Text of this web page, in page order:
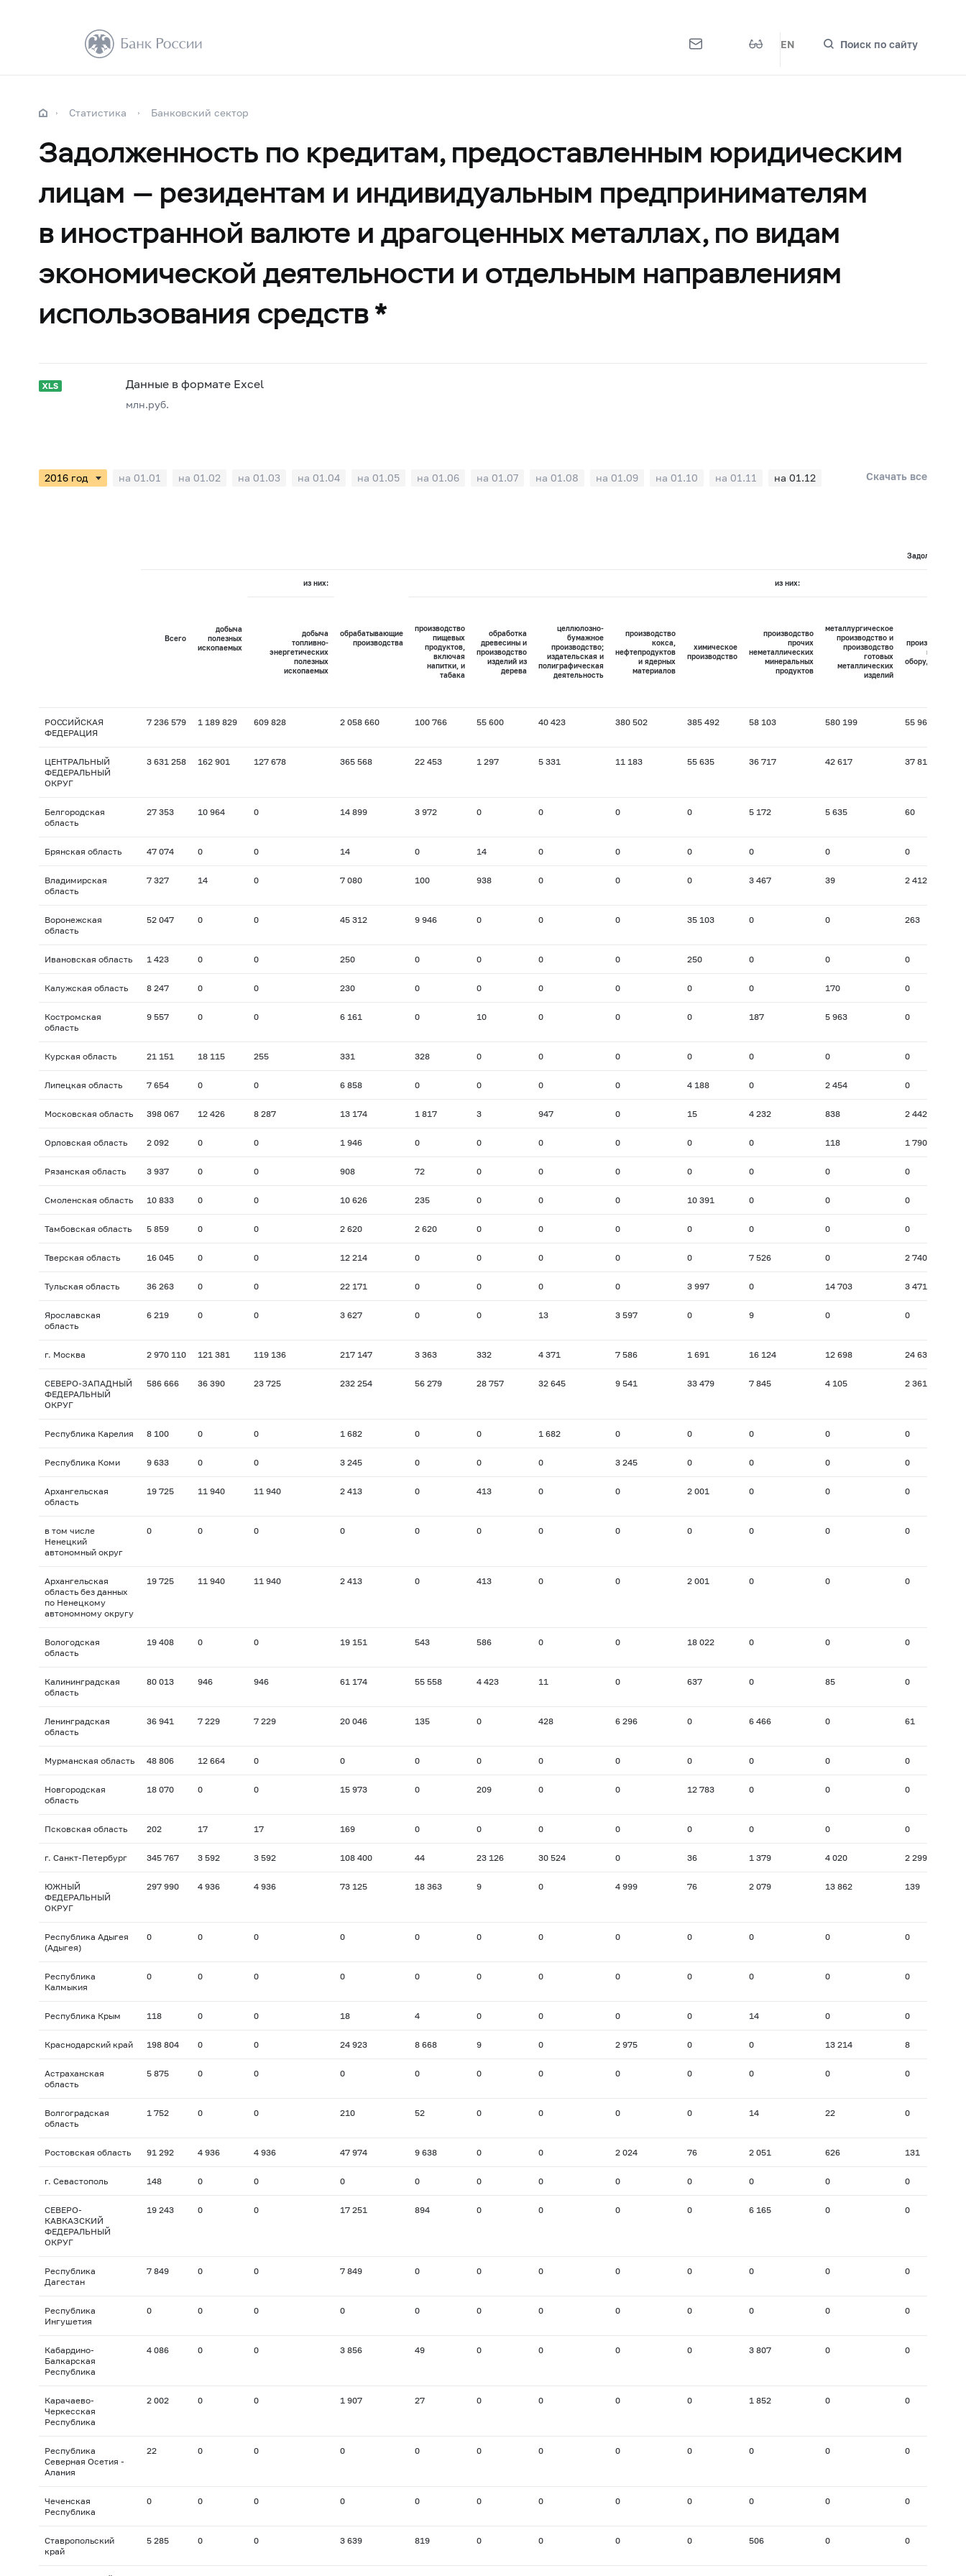
EN Поиск по сайту
Статистика Банковский сектор
Задолженность по кредитам, предоставленным юридическим
лицам — резидентам и индивидуальным предпринимателям
в иностранной валюте и драгоценных металлах, по видам
экономической деятельности и отдельным направлениям
использования средств *
Данные в формате Excel
млн.руб.
на 01.01 на 01.02 на 01.03 на 01.04 на 01.05 на 01.06 на 01.07 на 01.08 на 01.09 на 01.10 на 01.11 на 01.12 Скачать все
Всего
добыча
полезных
ископаемых
из них:
обрабатывающие
производства
из них:
добыча
топливно-
энергетических
полезных
ископаемых
производство
пищевых
продуктов,
включая
напитки, и
табака
обработка
древесины и
производство
изделий из
дерева
целлюлозно-
бумажное
производство;
издательская и
полиграфическая
деятельность
производство
кокса,
нефтепродуктов
и ядерных
материалов
химическое
производство
производство
прочих
неметаллических
минеральных
продуктов
металлургическое
производство и
производство
готовых
металлических
изделий
производство
машин и
оборудования
РОССИЙСКАЯ
ФЕДЕРАЦИЯ
7 236 579 1 189 829 609 828 2 058 660 100 766 55 600 40 423 380 502 385 492 58 103 580 199 55 969
ЦЕНТРАЛЬНЫЙ
ФЕДЕРАЛЬНЫЙ
ОКРУГ
3 631 258 162 901 127 678 365 568 22 453 1 297 5 331 11 183 55 635 36 717 42 617 37 815
Белгородская
область
27 353 10 964 0 14 899 3 972 0 0 0 0 5 172 5 635 60
Брянская область 47 074 0 0 14 0 14 0 0 0 0 0 0
Владимирская
область
7 327 14 0 7 080 100 938 0 0 0 3 467 39 2 412
Воронежская
область
52 047 0 0 45 312 9 946 0 0 0 35 103 0 0 263
Ивановская область 1 423 0 0 250 0 0 0 0 250 0 0 0
Калужская область 8 247 0 0 230 0 0 0 0 0 0 170 0
Костромская
область
9 557 0 0 6 161 0 10 0 0 0 187 5 963 0
Курская область 21 151 18 115 255 331 328 0 0 0 0 0 0 0
Липецкая область 7 654 0 0 6 858 0 0 0 0 4 188 0 2 454 0
Московская область 398 067 12 426 8 287 13 174 1 817 3 947 0 15 4 232 838 2 442
Орловская область 2 092 0 0 1 946 0 0 0 0 0 0 118 1 790
Рязанская область 3 937 0 0 908 72 0 0 0 0 0 0 0
Смоленская область 10 833 0 0 10 626 235 0 0 0 10 391 0 0 0
Тамбовская область 5 859 0 0 2 620 2 620 0 0 0 0 0 0 0
Тверская область 16 045 0 0 12 214 0 0 0 0 0 7 526 0 2 740
Тульская область 36 263 0 0 22 171 0 0 0 0 3 997 0 14 703 3 471
Ярославская
область
6 219 0 0 3 627 0 0 13 3 597 0 9 0 0
г. Москва 2 970 110 121 381 119 136 217 147 3 363 332 4 371 7 586 1 691 16 124 12 698 24 637
СЕВЕРО-ЗАПАДНЫЙ
ФЕДЕРАЛЬНЫЙ
ОКРУГ
586 666 36 390 23 725 232 254 56 279 28 757 32 645 9 541 33 479 7 845 4 105 2 361
Республика Карелия 8 100 0 0 1 682 0 0 1 682 0 0 0 0 0
Республика Коми 9 633 0 0 3 245 0 0 0 3 245 0 0 0 0
Архангельская
область
19 725 11 940 11 940 2 413 0 413 0 0 2 001 0 0 0
в том числе
Ненецкий
автономный округ
0 0 0 0 0 0 0 0 0 0 0 0
Архангельская
область без данных
по Ненецкому
автономному округу
19 725 11 940 11 940 2 413 0 413 0 0 2 001 0 0 0
Вологодская
область
19 408 0 0 19 151 543 586 0 0 18 022 0 0 0
Калининградская
область
80 013 946 946 61 174 55 558 4 423 11 0 637 0 85 0
Ленинградская
область
36 941 7 229 7 229 20 046 135 0 428 6 296 0 6 466 0 61
Мурманская область 48 806 12 664 0 0 0 0 0 0 0 0 0 0
Новгородская
область
18 070 0 0 15 973 0 209 0 0 12 783 0 0 0
Псковская область 202 17 17 169 0 0 0 0 0 0 0 0
г. Санкт-Петербург 345 767 3 592 3 592 108 400 44 23 126 30 524 0 36 1 379 4 020 2 299
ЮЖНЫЙ
ФЕДЕРАЛЬНЫЙ
ОКРУГ
297 990 4 936 4 936 73 125 18 363 9 0 4 999 76 2 079 13 862 139
Республика Адыгея
(Адыгея)
0 0 0 0 0 0 0 0 0 0 0 0
Республика
Калмыкия
0 0 0 0 0 0 0 0 0 0 0 0
Республика Крым 118 0 0 18 4 0 0 0 0 14 0 0
Краснодарский край 198 804 0 0 24 923 8 668 9 0 2 975 0 0 13 214 8
Астраханская
область
5 875 0 0 0 0 0 0 0 0 0 0 0
Волгоградская
область
1 752 0 0 210 52 0 0 0 0 14 22 0
Ростовская область 91 292 4 936 4 936 47 974 9 638 0 0 2 024 76 2 051 626 131
г. Севастополь 148 0 0 0 0 0 0 0 0 0 0 0
СЕВЕРО-
КАВКАЗСКИЙ
ФЕДЕРАЛЬНЫЙ
ОКРУГ
19 243 0 0 17 251 894 0 0 0 0 6 165 0 0
Республика
Дагестан
7 849 0 0 7 849 0 0 0 0 0 0 0 0
Республика
Ингушетия
0 0 0 0 0 0 0 0 0 0 0 0
Кабардино-
Балкарская
Республика
4 086 0 0 3 856 49 0 0 0 0 3 807 0 0
Карачаево-
Черкесская
Республика
2 002 0 0 1 907 27 0 0 0 0 1 852 0 0
Республика
Северная Осетия -
Алания
22 0 0 0 0 0 0 0 0 0 0 0
Чеченская
Республика
0 0 0 0 0 0 0 0 0 0 0 0
Ставропольский
край
5 285 0 0 3 639 819 0 0 0 0 506 0 0